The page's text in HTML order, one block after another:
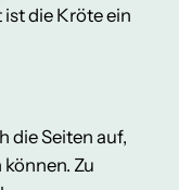
die Kröte ein
die Seiten auf,
Zu